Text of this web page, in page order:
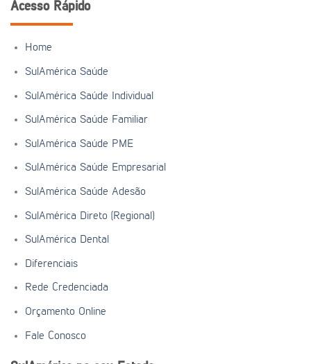
Acesso Rápido
Home
SulAmérica Saúde
SulAmérica Saúde Individual
SulAmérica Saúde Familiar
SulAmérica Saúde PME
SulAmérica Saúde Empresarial
SulAmérica Saúde Adesão
SulAmérica Direto (Regional)
SulAmérica Dental
Diferenciais
Rede Credenciada
Orçamento Online
Fale Conosco